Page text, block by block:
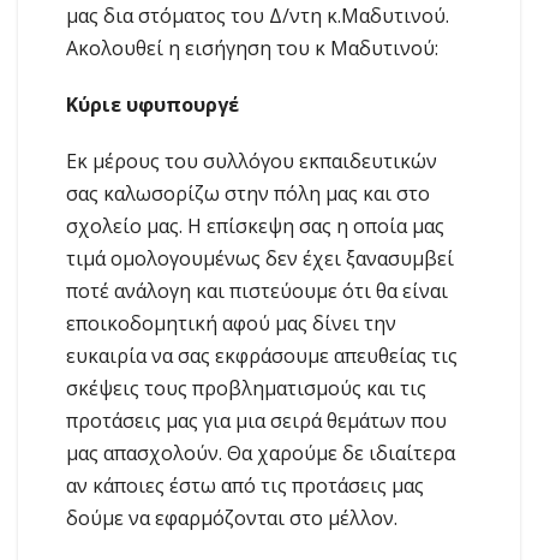
μας δια στόματος του Δ/ντη κ.Μαδυτινού.
Ακολουθεί η εισήγηση του κ Μαδυτινού:
Κύριε υφυπουργέ
Εκ μέρους του συλλόγου εκπαιδευτικών
σας καλωσορίζω στην πόλη μας και στο
σχολείο μας. Η επίσκεψη σας η οποία μας
τιμά ομολογουμένως δεν έχει ξανασυμβεί
ποτέ ανάλογη και πιστεύουμε ότι θα είναι
εποικοδομητική αφού μας δίνει την
ευκαιρία να σας εκφράσουμε απευθείας τις
σκέψεις τους προβληματισμούς και τις
προτάσεις μας για μια σειρά θεμάτων που
μας απασχολούν. Θα χαρούμε δε ιδιαίτερα
αν κάποιες έστω από τις προτάσεις μας
δούμε να εφαρμόζονται στο μέλλον.